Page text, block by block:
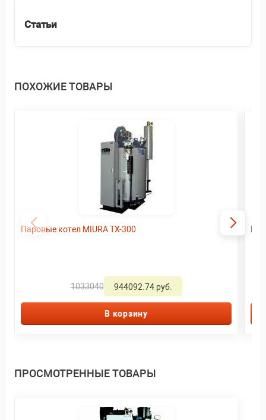
Статьи
ПОХОЖИЕ ТОВАРЫ
Паровые котел MIURA TX-300
1033040 944092.74 руб.
В корзину
ПРОСМОТРЕННЫЕ ТОВАРЫ